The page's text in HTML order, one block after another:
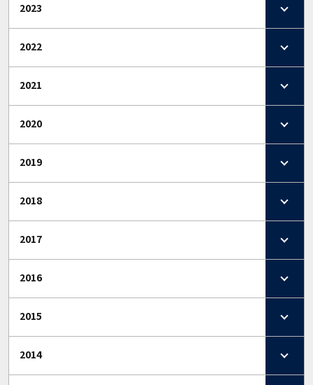
2023
2022
2021
2020
2019
2018
2017
2016
2015
2014